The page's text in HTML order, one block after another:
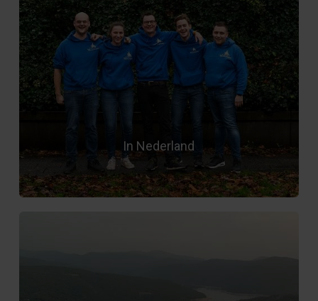
In Nederland